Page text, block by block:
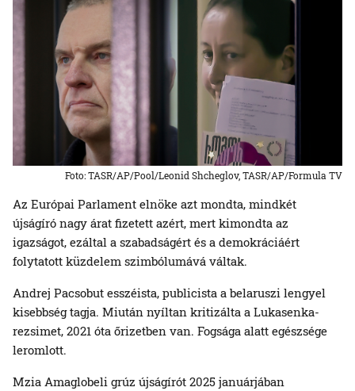
Foto: TASR/AP/Pool/Leonid Shcheglov, TASR/AP/Formula TV
Az Európai Parlament elnöke azt mondta, mindkét
újságíró nagy árat fizetett azért, mert kimondta az
igazságot, ezáltal a szabadságért és a demokráciáért
folytatott küzdelem szimbólumává váltak.
Andrej Pacsobut esszéista, publicista a belaruszi lengyel
kisebbség tagja. Miután nyíltan kritizálta a Lukasenka-
rezsimet, 2021 óta őrizetben van. Fogsága alatt egészsége
leromlott.
Mzia Amaglobeli grúz újságírót 2025 januárjában